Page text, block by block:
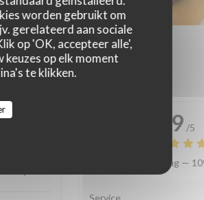
worden gebruikt om
gerelateerd aan sociale
op 'OK, accepteer alle',
op elk moment
te klikken.
4.9 /5
Gemiddelde rating —
Service